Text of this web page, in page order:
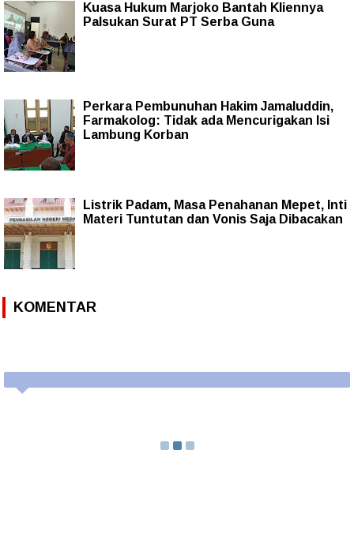
Kuasa Hukum Marjoko Bantah Kliennya
Palsukan Surat PT Serba Guna
Perkara Pembunuhan Hakim Jamaluddin,
Farmakolog: Tidak ada Mencurigakan Isi
Lambung Korban
Listrik Padam, Masa Penahanan Mepet, Inti
Materi Tuntutan dan Vonis Saja Dibacakan
KOMENTAR